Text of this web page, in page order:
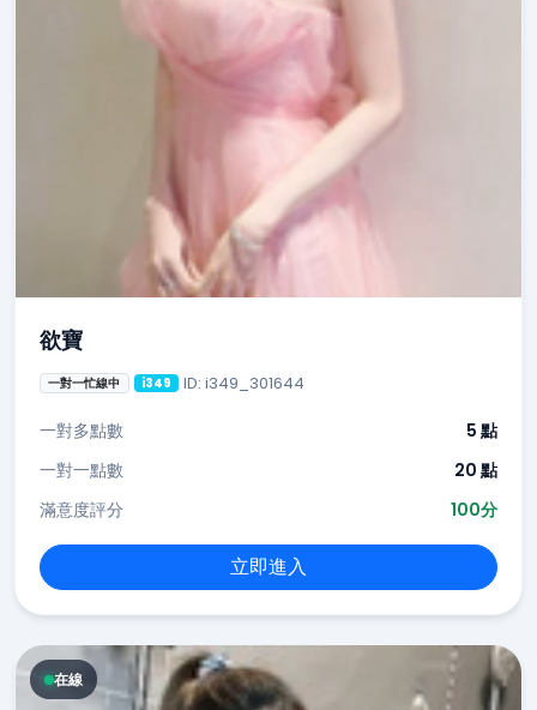
欲寶
一對一忙線中 i349 ID: i349_301644
一對多點數
5 點
一對一點數
20 點
滿意度評分
100分
立即進入
在線